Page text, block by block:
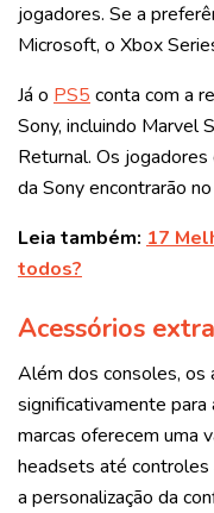
jogadores. Se a
Microsoft, o Xbox
Já o PS5 conta com a
Sony, incluindo Marvel
Returnal. Os
da Sony encontrarão
Leia também: 17
todos?
Acessórios
Além dos consoles, os
significativamente
marcas oferecem uma
headsets até controles
a personalização da